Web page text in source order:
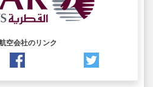
空会社のリンク